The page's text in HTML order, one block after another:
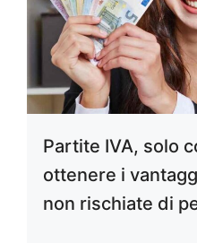
Partite IVA, solo
ottenere i
non rischiate di